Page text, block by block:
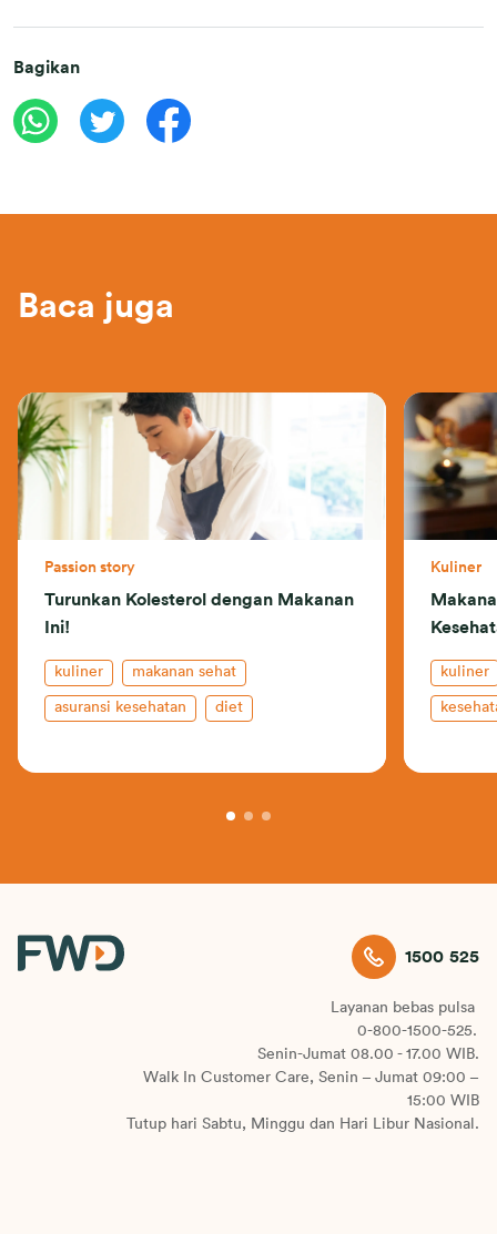
Bagikan
Baca juga
Passion story
Turunkan Kolesterol dengan Makanan
Ini!
kuliner makanan sehat
asuransi kesehatan diet
Kuliner
kuliner
1500 525
Layanan bebas pulsa
0-800-1500-525.
Senin-Jumat 08.00 - 17.00 WIB.
Walk In Customer Care, Senin – Jumat 09:00 –
15:00 WIB
Tutup hari Sabtu, Minggu dan Hari Libur Nasional.